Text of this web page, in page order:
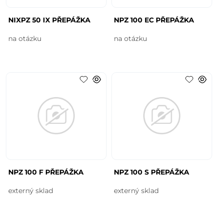
NIXPZ 50 IX PŘEPÁŽKA
na otázku
NPZ 100 EC PŘEPÁŽKA
na otázku
NPZ 100 F PŘEPÁŽKA
externý sklad
NPZ 100 S PŘEPÁŽKA
externý sklad